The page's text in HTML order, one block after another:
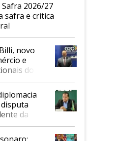
Safra 2026/27
safra e critica
novo
e
do
da